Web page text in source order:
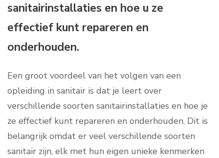
sanitairinstallaties en hoe u ze
effectief kunt repareren en
onderhouden.
Een groot voordeel van het volgen van een
opleiding in sanitair is dat je leert over
verschillende soorten sanitairinstallaties en hoe je
ze effectief kunt repareren en onderhouden. Dit is
belangrijk omdat er veel verschillende soorten
sanitair zijn, elk met hun eigen unieke kenmerken